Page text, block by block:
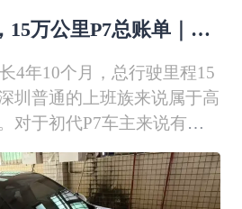
15万公里P7总账单｜花
4年10个月，总行驶里程15
圳普通的上班族来说属于高
对于初代P7车主来说有每
所以这4年10个月省了1万5
万公里总账单根据真实电
件更换、加装升级费用，精